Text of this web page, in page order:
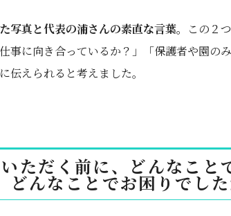
写真と代表の浦さんの素直な言葉。
この２
事に向き合っているか？」「保護者や園の
伝えられると考えました。
ただく前に、どんなこと
どんなことでお困りでした